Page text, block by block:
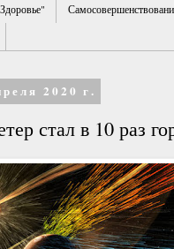
2020 г.
стал в 10 раз